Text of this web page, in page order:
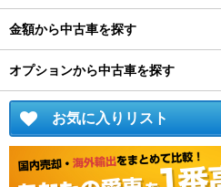
金額から中古車を探す
オプションから中古車を探す
お気に入りリスト